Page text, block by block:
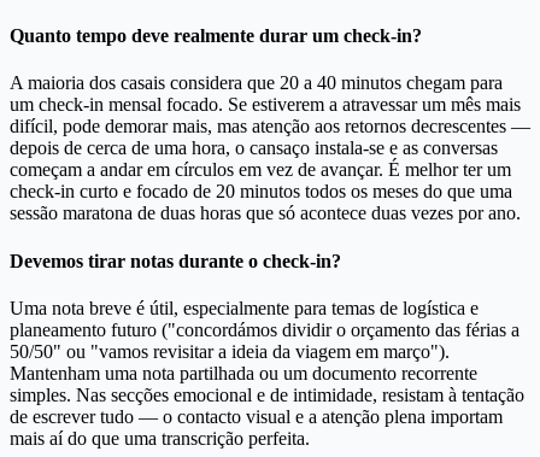
Quanto tempo deve realmente durar um check-in?
A maioria dos casais considera que 20 a 40 minutos chegam para
um check-in mensal focado. Se estiverem a atravessar um mês mais
difícil, pode demorar mais, mas atenção aos retornos decrescentes —
depois de cerca de uma hora, o cansaço instala-se e as conversas
começam a andar em círculos em vez de avançar. É melhor ter um
check-in curto e focado de 20 minutos todos os meses do que uma
sessão maratona de duas horas que só acontece duas vezes por ano.
Devemos tirar notas durante o check-in?
Uma nota breve é útil, especialmente para temas de logística e
planeamento futuro ("concordámos dividir o orçamento das férias a
50/50" ou "vamos revisitar a ideia da viagem em março").
Mantenham uma nota partilhada ou um documento recorrente
simples. Nas secções emocional e de intimidade, resistam à tentação
de escrever tudo — o contacto visual e a atenção plena importam
mais aí do que uma transcrição perfeita.